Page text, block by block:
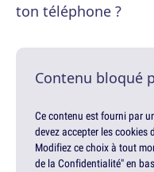
ton téléphone ?
Contenu bloqué
Ce contenu est fourni par
devez accepter les
Modifiez ce choix à tout
de la Confidentialité" en